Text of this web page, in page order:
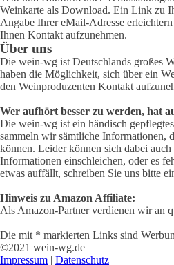
Weinkarte als Download. Ein Link zu
Angabe Ihrer eMail-Adresse
Ihnen Kontakt aufzunehmen.
Über uns
Die wein-wg ist Deutschlands großes
haben die Möglichkeit, sich über ein
den Weinproduzenten Kontakt
Wer aufhört besser zu werden, hat
Die wein-wg ist ein händisch
sammeln wir sämtliche Informationen,
können. Leider können sich dabei auch
Informationen einschleichen, oder es
etwas auffällt, schreiben Sie uns bitte
Hinweis zu Amazon Affiliate:
Als Amazon-Partner verdienen wir an
Die mit * markierten Links sind
©2021 wein-wg.de
Impressum | Datenschutz